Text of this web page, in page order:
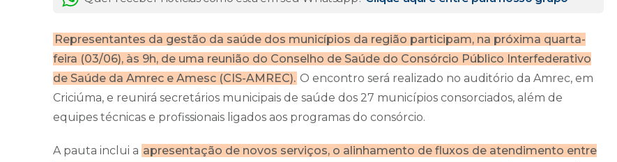
Representantes da gestão da saúde dos municípios da região participam, na próxima quarta-
feira (03/06), às 9h, de uma reunião do Conselho de Saúde do Consórcio Público Interfederativo
de Saúde da Amrec e Amesc (CIS-AMREC). O encontro será realizado no auditório da Amrec, em
Criciúma, e reunirá secretários municipais de saúde dos 27 municípios consorciados, além de
equipes técnicas e profissionais ligados aos programas do consórcio.
A pauta inclui a apresentação de novos serviços, o alinhamento de fluxos de atendimento entre